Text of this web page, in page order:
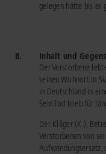
gelegen hatte bis er
B. Inhalt und
Der Verstorbene
seinen Wohnort in
in Deutschland in
Sein Tod blieb für
Der Kläger (K.),
Verstorbenen von
Aufwendungsersatz,